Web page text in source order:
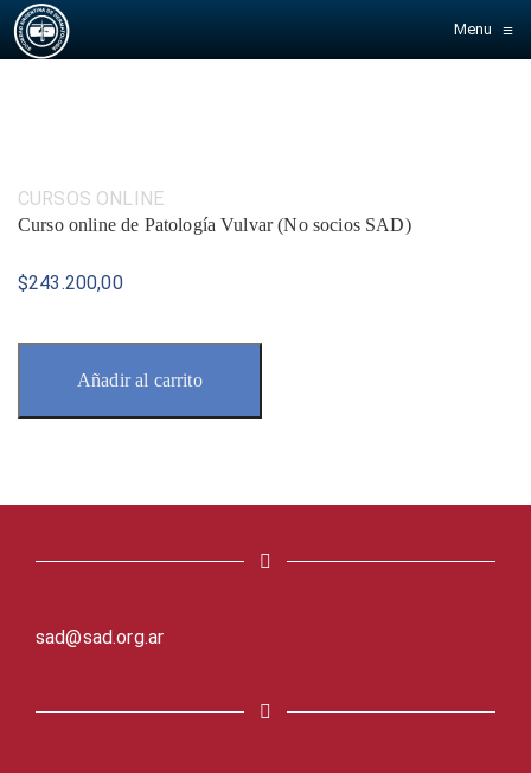
Menu ≡
Categoría:
CURSOS ONLINE
Curso online de Patología Vulvar (No socios SAD)
$243.200,00
Añadir al carrito
sad@sad.org.ar